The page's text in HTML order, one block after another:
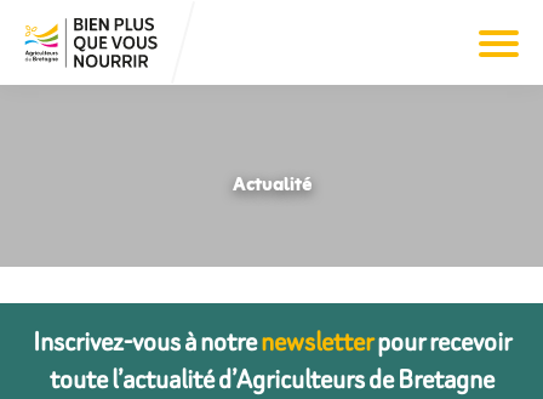
Actualité
Inscrivez-vous à notrenewsletterpour recevoir
toute l’actualité d’Agriculteurs de Bretagne